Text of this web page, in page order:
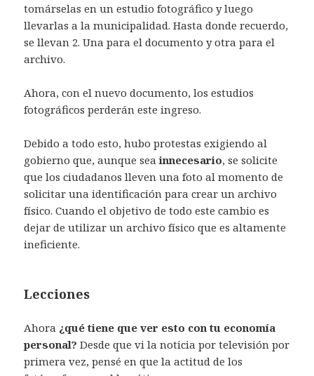
tomárselas en un estudio fotográfico y luego
llevarlas a la municipalidad. Hasta donde recuerdo,
se llevan 2. Una para el documento y otra para el
archivo.
Ahora, con el nuevo documento, los estudios
fotográficos perderán este ingreso.
Debido a todo esto, hubo protestas exigiendo al
gobierno que, aunque seainnecesario, se solicite
que los ciudadanos lleven una foto al momento de
solicitar una identificación para crear un archivo
físico. Cuando el objetivo de todo este cambio es
dejar de utilizar un archivo físico que es altamente
ineficiente.
Lecciones
Ahora ¿qué tiene que ver esto con tu economía
personal? Desde que vi la noticia por televisión por
primera vez, pensé en que la actitud de los